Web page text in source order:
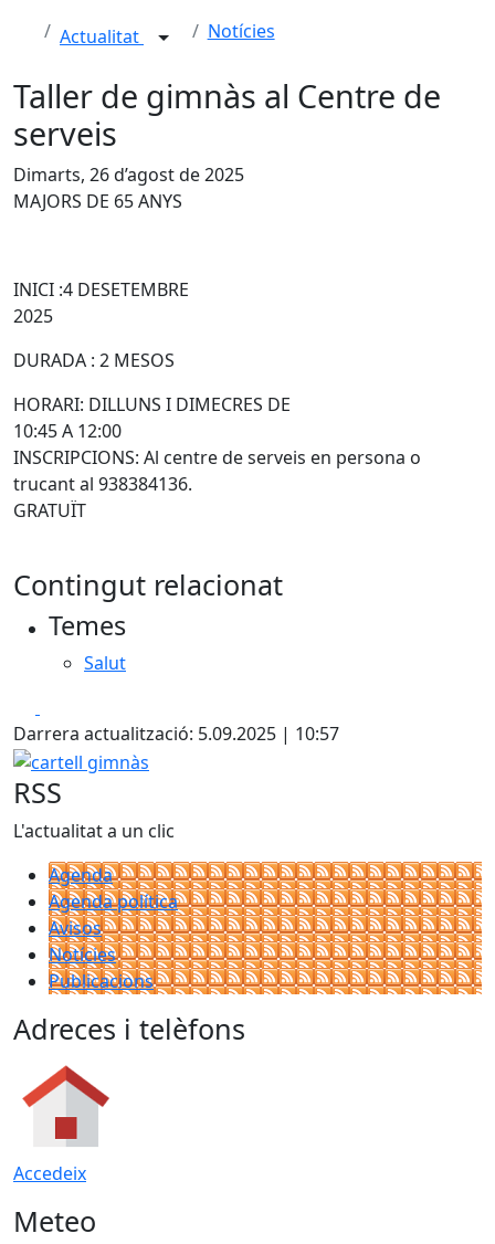
Actualitat Notícies
Taller de gimnàs al Centre de
serveis
Dimarts, 26 d’agost de 2025
MAJORS DE 65 ANYS
INICI :4 DESETEMBRE
2025
DURADA : 2 MESOS
HORARI: DILLUNS I DIMECRES DE
10:45 A 12:00
INSCRIPCIONS: Al centre de serveis en persona o
trucant al 938384136.
GRATUÏT
Contingut relacionat
Temes
Salut
Darrera actualització: 5.09.2025 | 10:57
cartell gimnàs
RSS
L'actualitat a un clic
Agenda
Agenda política
Avisos
Notícies
Publicacions
Adreces i telèfons
Accedeix
Meteo